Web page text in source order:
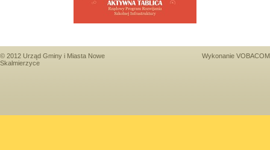
© 2012 Urząd Gminy i Miasta Nowe
Skalmierzyce
Wykonanie VOBACOM